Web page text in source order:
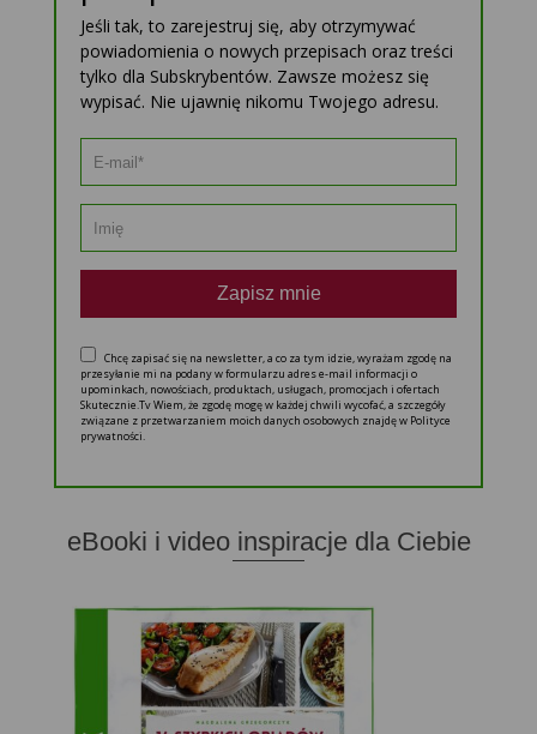
Jeśli tak, to zarejestruj się, aby otrzymywać
powiadomienia o nowych przepisach oraz treści
tylko dla Subskrybentów. Zawsze możesz się
wypisać. Nie ujawnię nikomu Twojego adresu.
Zapisz mnie
Chcę zapisać się na newsletter, a co za tym idzie, wyrażam zgodę na
przesyłanie mi na podany w formularzu adres e-mail informacji o
upominkach, nowościach, produktach, usługach, promocjach i ofertach
Skutecznie.Tv Wiem, że zgodę mogę w każdej chwili wycofać, a szczegóły
związane z przetwarzaniem moich danych osobowych znajdę w Polityce
prywatności.
eBooki i video inspiracje dla Ciebie